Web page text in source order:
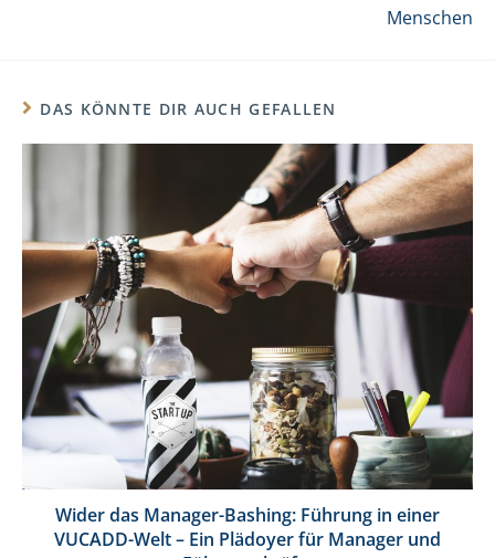
Menschen
DAS KÖNNTE DIR AUCH GEFALLEN
Wider das Manager-Bashing: Führung in einer
VUCADD-Welt – Ein Plädoyer für Manager und